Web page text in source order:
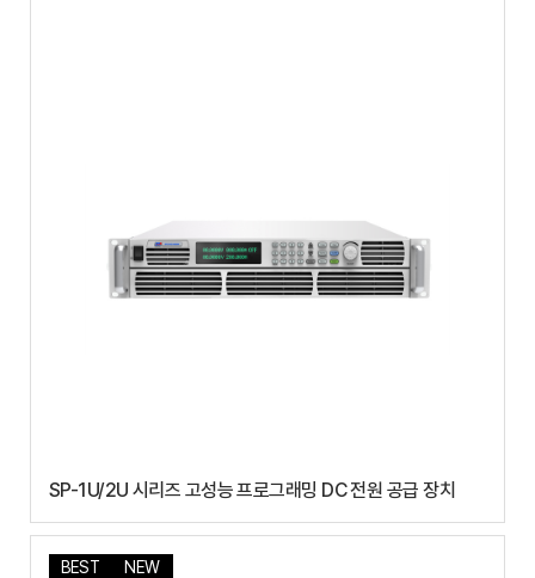
SP-1U/2U 시리즈 고성능 프로그래밍 DC 전원 공급 장치
BEST NEW